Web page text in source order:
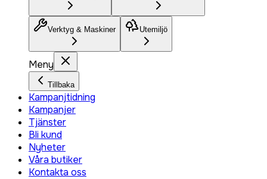
Verktyg & Maskiner Utemiljö
Meny
Tillbaka
Kampanjtidning
Kampanjer
Tjänster
Bli kund
Nyheter
Våra butiker
Kontakta oss